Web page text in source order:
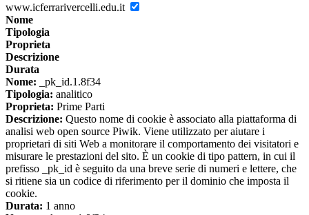
www.icferrarivercelli.edu.it
Nome
Tipologia
Proprieta
Descrizione
Durata
Nome: _pk_id.1.8f34
Tipologia: analitico
Proprieta: Prime Parti
Descrizione: Questo nome di cookie è associato alla piattaforma di
analisi web open source Piwik. Viene utilizzato per aiutare i
proprietari di siti Web a monitorare il comportamento dei visitatori e
misurare le prestazioni del sito. È un cookie di tipo pattern, in cui il
prefisso _pk_id è seguito da una breve serie di numeri e lettere, che
si ritiene sia un codice di riferimento per il dominio che imposta il
cookie.
Durata: 1 anno